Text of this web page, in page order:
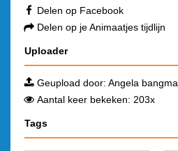
Delen op Facebook
Delen op je Animaatjes tijdlijn
Uploader
Geupload door: Angela bangma
Aantal keer bekeken: 203x
Tags